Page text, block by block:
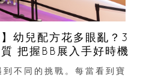
幼兒配方花多眼亂？3
把握BB展入手好時機
不同的挑戰。每當看到寶